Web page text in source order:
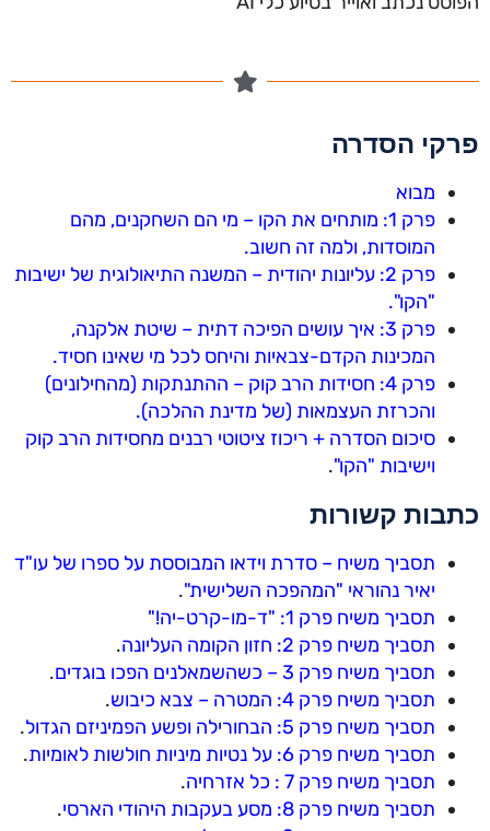
פרקי הסדרה
מבוא
פרק 1: מותחים את הקו – מי הם השחקנים, מהם
המוסדות, ולמה זה חשוב.
פרק 2: עליונות יהודית – המשנה התיאולוגית של ישיבות
"הקו".
פרק 3: איך עושים הפיכה דתית – שיטת אלקנה,
המכינות הקדם-צבאיות והיחס לכל מי שאינו חסיד.
פרק 4: חסידות הרב קוק – ההתנתקות (מהחילונים)
והכרזת העצמאות (של מדינת ההלכה).
סיכום הסדרה + ריכוז ציטוטי רבנים מחסידות הרב קוק
וישיבות "הקו".
כתבות קשורות
תסביך משיח – סדרת וידאו המבוססת על ספרו של עו"ד
יאיר נהוראי "המהפכה השלישית".
תסביך משיח פרק 1: "ד-מו-קרט-יה!"
תסביך משיח פרק 2: חזון הקומה העליונה
.
תסביך משיח פרק 3 – כשהשמאלנים הפכו בוגדים
.
תסביך משיח פרק 4: המטרה – צבא כיבוש
.
תסביך משיח פרק 5: הבחורילה ופשע הפמיניזם הגדול
.
תסביך משיח פרק 6: על נטיות מיניות חולשות לאומיות
.
תסביך משיח פרק 7 : כל אזרחיה
.
תסביך משיח פרק 8: מסע בעקבות היהודי הארסי
.